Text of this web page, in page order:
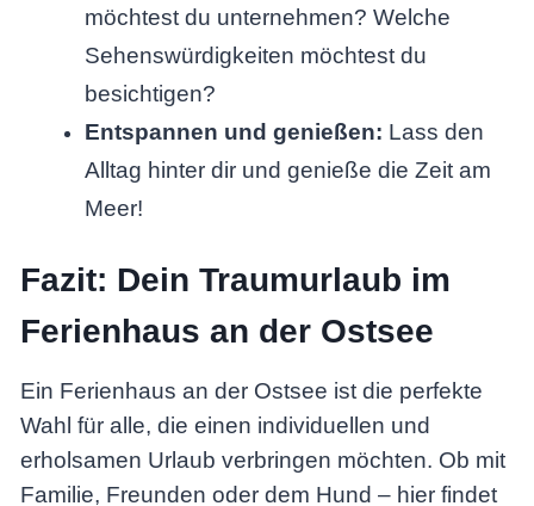
möchtest du unternehmen? Welche
Sehenswürdigkeiten möchtest du
besichtigen?
Entspannen und genießen: Lass den
Alltag hinter dir und genieße die Zeit am
Meer!
Fazit: Dein Traumurlaub im
Ferienhaus an der Ostsee
Ein Ferienhaus an der Ostsee ist die perfekte
Wahl für alle, die einen individuellen und
erholsamen Urlaub verbringen möchten. Ob mit
Familie, Freunden oder dem Hund – hier findet